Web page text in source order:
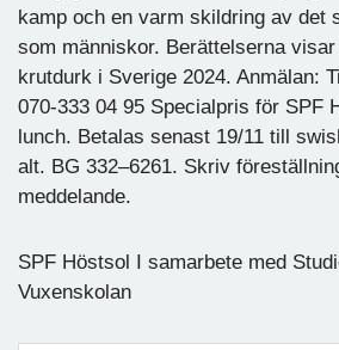
kamp och en varm skildring av det
som människor. Berättelserna
krutdurk i Sverige 2024. Anmälan:
070-333 04 95 Specialpris för SPF
lunch. Betalas senast 19/11 till
alt. BG 332–6261. Skriv
meddelande.
SPF Höstsol I samarbete med
Vuxenskolan